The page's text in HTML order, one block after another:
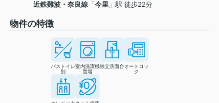
近鉄難波・奈良線 「今里 」駅 徒歩22分
物件の特徴
バストイレ
別
室内洗濯機
置場
独立洗面台オートロッ
ク